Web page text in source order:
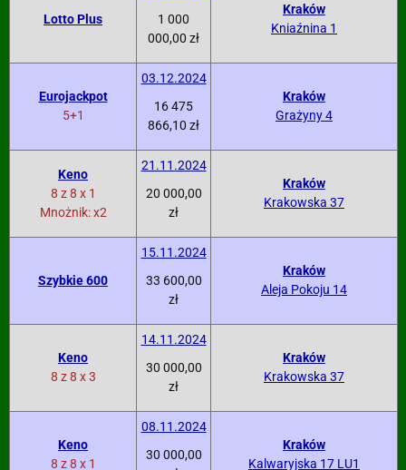
Lotto Plus
1 000
000,00 zł
Kraków
Kniaźnina 1
Eurojackpot
5+1
03.12.2024
16 475
866,10 zł
Kraków
Grażyny 4
Keno
8 z 8 x 1
Mnożnik: x2
21.11.2024
20 000,00
zł
Kraków
Krakowska 37
Szybkie 600
15.11.2024
33 600,00
zł
Kraków
Aleja Pokoju 14
Keno
8 z 8 x 3
14.11.2024
30 000,00
zł
Kraków
Krakowska 37
Keno
8 z 8 x 1
08.11.2024
30 000,00
Kraków
Kalwaryjska 17 LU1